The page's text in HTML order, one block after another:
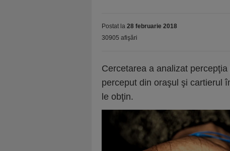
Postat la 28 februarie 2018
30905 afişări
Cercetarea a analizat
perceput din oraşul şi cartierul
le obţin.